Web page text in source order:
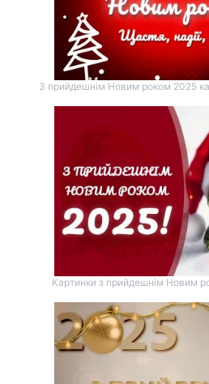
З прийдешнім Новим роком 2025
Картинки з прийдешнім Новим